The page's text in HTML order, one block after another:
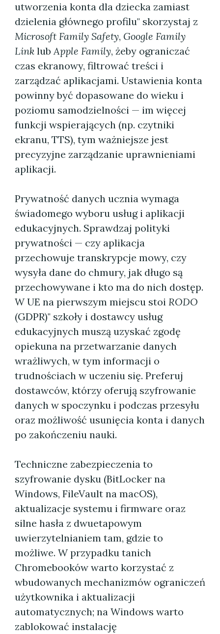
utworzenia konta dla dziecka zamiast
dzielenia głównego profilu" skorzystaj z
Microsoft Family Safety, Google Family
Link lubApple Family, żeby ograniczać
czas ekranowy, filtrować treści i
zarządzać aplikacjami. Ustawienia konta
powinny być dopasowane do wieku i
poziomu samodzielności — im więcej
funkcji wspierających (np. czytniki
ekranu, TTS), tym ważniejsze jest
precyzyjne zarządzanie uprawnieniami
aplikacji.
Prywatność danych ucznia wymaga
świadomego wyboru usług i aplikacji
edukacyjnych. Sprawdzaj polityki
prywatności — czy aplikacja
przechowuje transkrypcje mowy, czy
wysyła dane do chmury, jak długo są
przechowywane i kto ma do nich dostęp.
W UE na pierwszym miejscu stoi RODO
(GDPR)" szkoły i dostawcy usług
edukacyjnych muszą uzyskać zgodę
opiekuna na przetwarzanie danych
wrażliwych, w tym informacji o
trudnościach w uczeniu się. Preferuj
dostawców, którzy oferują szyfrowanie
danych w spoczynku i podczas przesyłu
oraz możliwość usunięcia konta i danych
po zakończeniu nauki.
Techniczne zabezpieczenia to
szyfrowanie dysku (BitLocker na
Windows, FileVault na macOS),
aktualizacje systemu i firmware oraz
silne hasła z dwuetapowym
uwierzytelnianiem tam, gdzie to
możliwe. W przypadku tanich
Chromebooków warto korzystać z
wbudowanych mechanizmów ograniczeń
użytkownika i aktualizacji
automatycznych; na Windows warto
zablokować instalację